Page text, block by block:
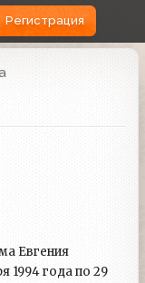
Регистрация
Евгения
1994 года по 29